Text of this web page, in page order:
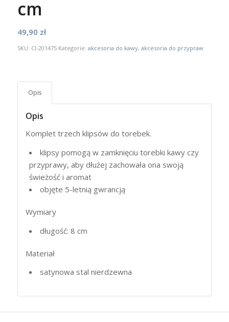
cm
49,90 zł
SKU: CI-201475 Kategorie: akcesoria do kawy, akcesoria do przypraw
Opis
Opis
Komplet trzech klipsów do torebek.
klipsy pomogą w zamknięciu torebki kawy czy
przyprawy, aby dłużej zachowała ona swoją
świeżość i aromat
objęte 5-letnią gwrancją
Wymiary
długość: 8 cm
Materiał
satynowa stal nierdzewna